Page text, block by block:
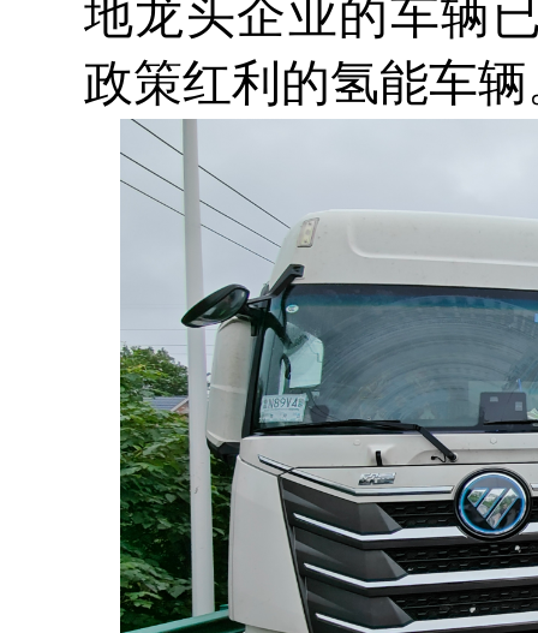
地龙头企业的车辆
政策红利的氢能车